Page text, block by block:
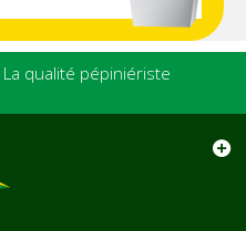
qualité pépiniériste